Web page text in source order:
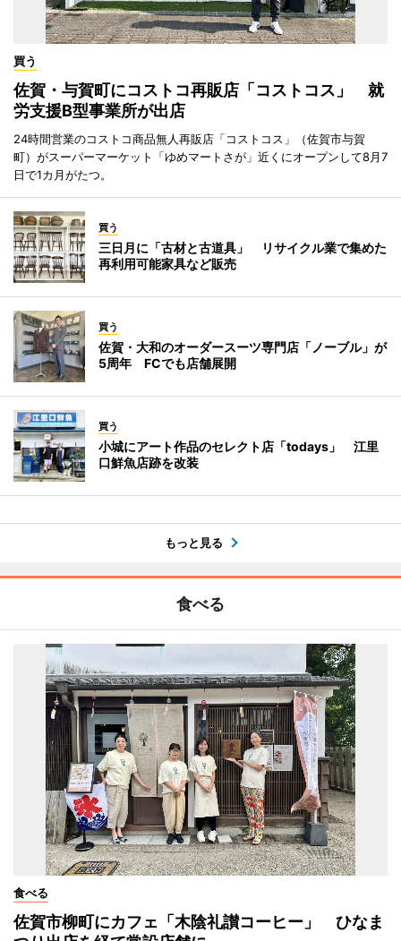
買う
佐賀・与賀町にコストコ再販店「コストコス」 就
労支援B型事業所が出店
24時間営業のコストコ商品無人再販店「コストコス」（佐賀市与賀
町）がスーパーマーケット「ゆめマートさが」近くにオープンして8月7
日で1カ月がたつ。
買う
三日月に「古材と古道具」 リサイクル業で集めた
再利用可能家具など販売
買う
佐賀・大和のオーダースーツ専門店「ノーブル」が
5周年 FCでも店舗展開
買う
小城にアート作品のセレクト店「todays」 江里
口鮮魚店跡を改装
もっと見る
食べる
食べる
佐賀市柳町にカフェ「木陰礼讃コーヒー」 ひなま